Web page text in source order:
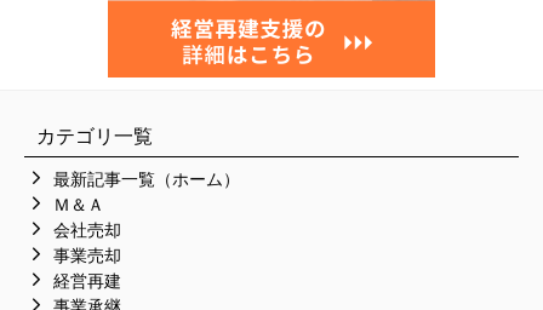
カテゴリ一覧
最新記事一覧（ホーム）
Ｍ＆Ａ
会社売却
事業売却
経営再建
事業承継